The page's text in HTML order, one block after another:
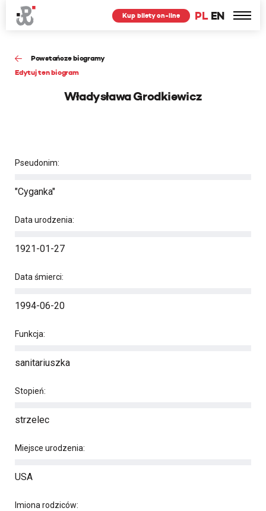
PL EN
Kup bilety on-line
Powstańcze biogramy
Edytuj ten biogram
Władysława Grodkiewicz
Pseudonim:
"Cyganka"
Data urodzenia:
1921-01-27
Data śmierci:
1994-06-20
Funkcja:
sanitariuszka
Stopień:
strzelec
Miejsce urodzenia:
USA
Imiona rodziców: